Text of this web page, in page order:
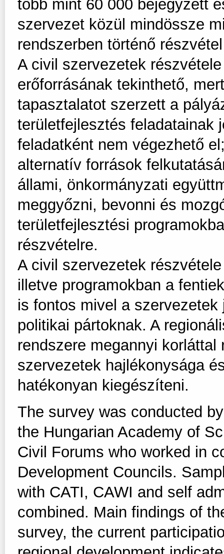
több mint 60 000 bejegyzett
szervezet közül mindössze
rendszerben történő
A civil szervezetek
erőforrásának tekinthető,
tapasztalatot szerzett a
területfejlesztés feladatainak
feladatként nem végezhető
alternatív források
állami, önkormányzati
meggyőzni, bevonni és
területfejlesztési
részvételre.
A civil szervezetek
illetve programokban a
is fontos mivel a
politikai pártoknak. A
rendszere megannyi
szervezetek hajlékonysága
hatékonyan kiegészíteni.
The survey was conducted
the Hungarian Academy of
Civil Forums who worked in
Development Councils.
with CATI, CAWI and self
combined. Main findings of
survey, the current